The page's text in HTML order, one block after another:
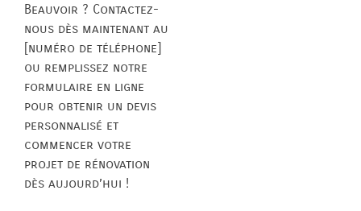
Beauvoir ? Contactez-
nous dès maintenant au
[numéro de téléphone]
ou remplissez notre
formulaire en ligne
pour obtenir un devis
personnalisé et
commencer votre
projet de rénovation
dès aujourd’hui !